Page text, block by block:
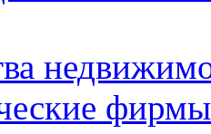
фирмы